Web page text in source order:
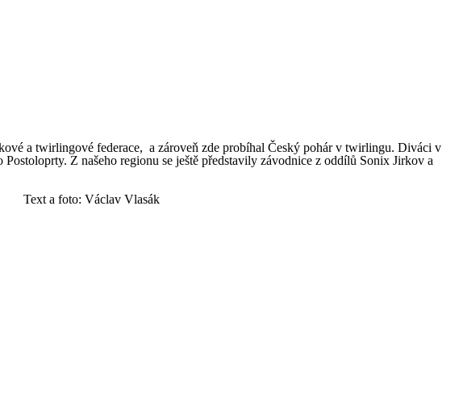
a twirlingové federace, a zároveň zde probíhal Český pohár v twirlingu. Diváci v
Z našeho regionu se ještě představily závodnice z oddílů Sonix Jirkov a